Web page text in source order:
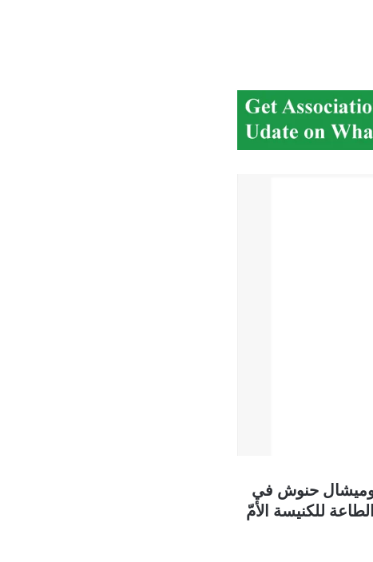
وميشال حنوش في
للكنيسة الأمّ